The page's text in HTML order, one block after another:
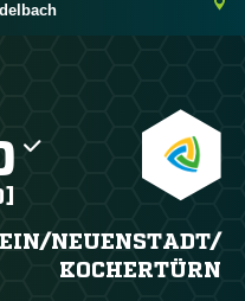
​NEUENSTADT/​
KOCHERTÜRN